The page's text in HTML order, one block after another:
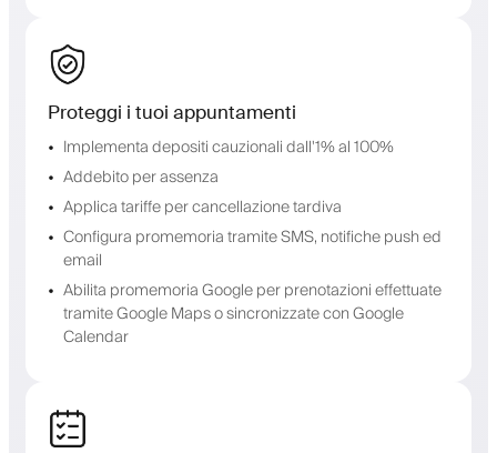
Proteggi i tuoi appuntamenti
Implementa depositi cauzionali dall'1% al 100%
Addebito per assenza
Applica tariffe per cancellazione tardiva
Configura promemoria tramite SMS, notifiche push ed
email
Abilita promemoria Google per prenotazioni effettuate
tramite Google Maps o sincronizzate con Google
Calendar